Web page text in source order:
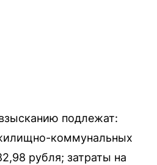
подлежат:
коммунальных
рубля; затраты на